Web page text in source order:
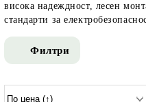
висока надеждност, лесен
стандарти за
Филтри